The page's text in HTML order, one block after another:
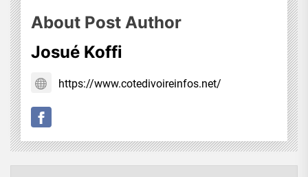
About Post Author
Josué Koffi
https://www.cotedivoireinfos.net/